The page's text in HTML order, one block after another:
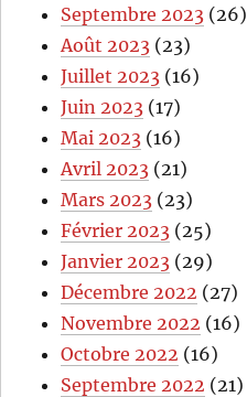
Septembre 2023 (26)
Août 2023 (23)
Juillet 2023 (16)
Juin 2023 (17)
Mai 2023 (16)
Avril 2023 (21)
Mars 2023 (23)
Février 2023 (25)
Janvier 2023 (29)
Décembre 2022 (27)
Novembre 2022 (16)
Octobre 2022 (16)
Septembre 2022 (21)